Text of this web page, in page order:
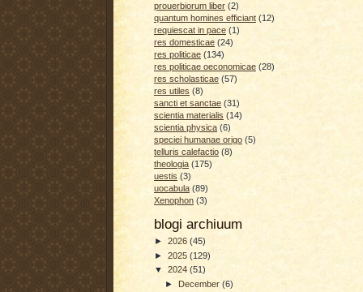
prouerbiorum liber (2)
quantum homines efficiant (12)
requiescat in pace (1)
res domesticae (24)
res politicae (134)
res politicae oeconomicae (28)
res scholasticae (57)
res utiles (8)
sancti et sanctae (31)
scientia materialis (14)
scientia physica (6)
speciei humanae origo (5)
telluris calefactio (8)
theologia (175)
uestis (3)
uocabula (89)
Xenophon (3)
blogi archiuum
► 2026 (45)
► 2025 (129)
▼ 2024 (51)
►December(6)